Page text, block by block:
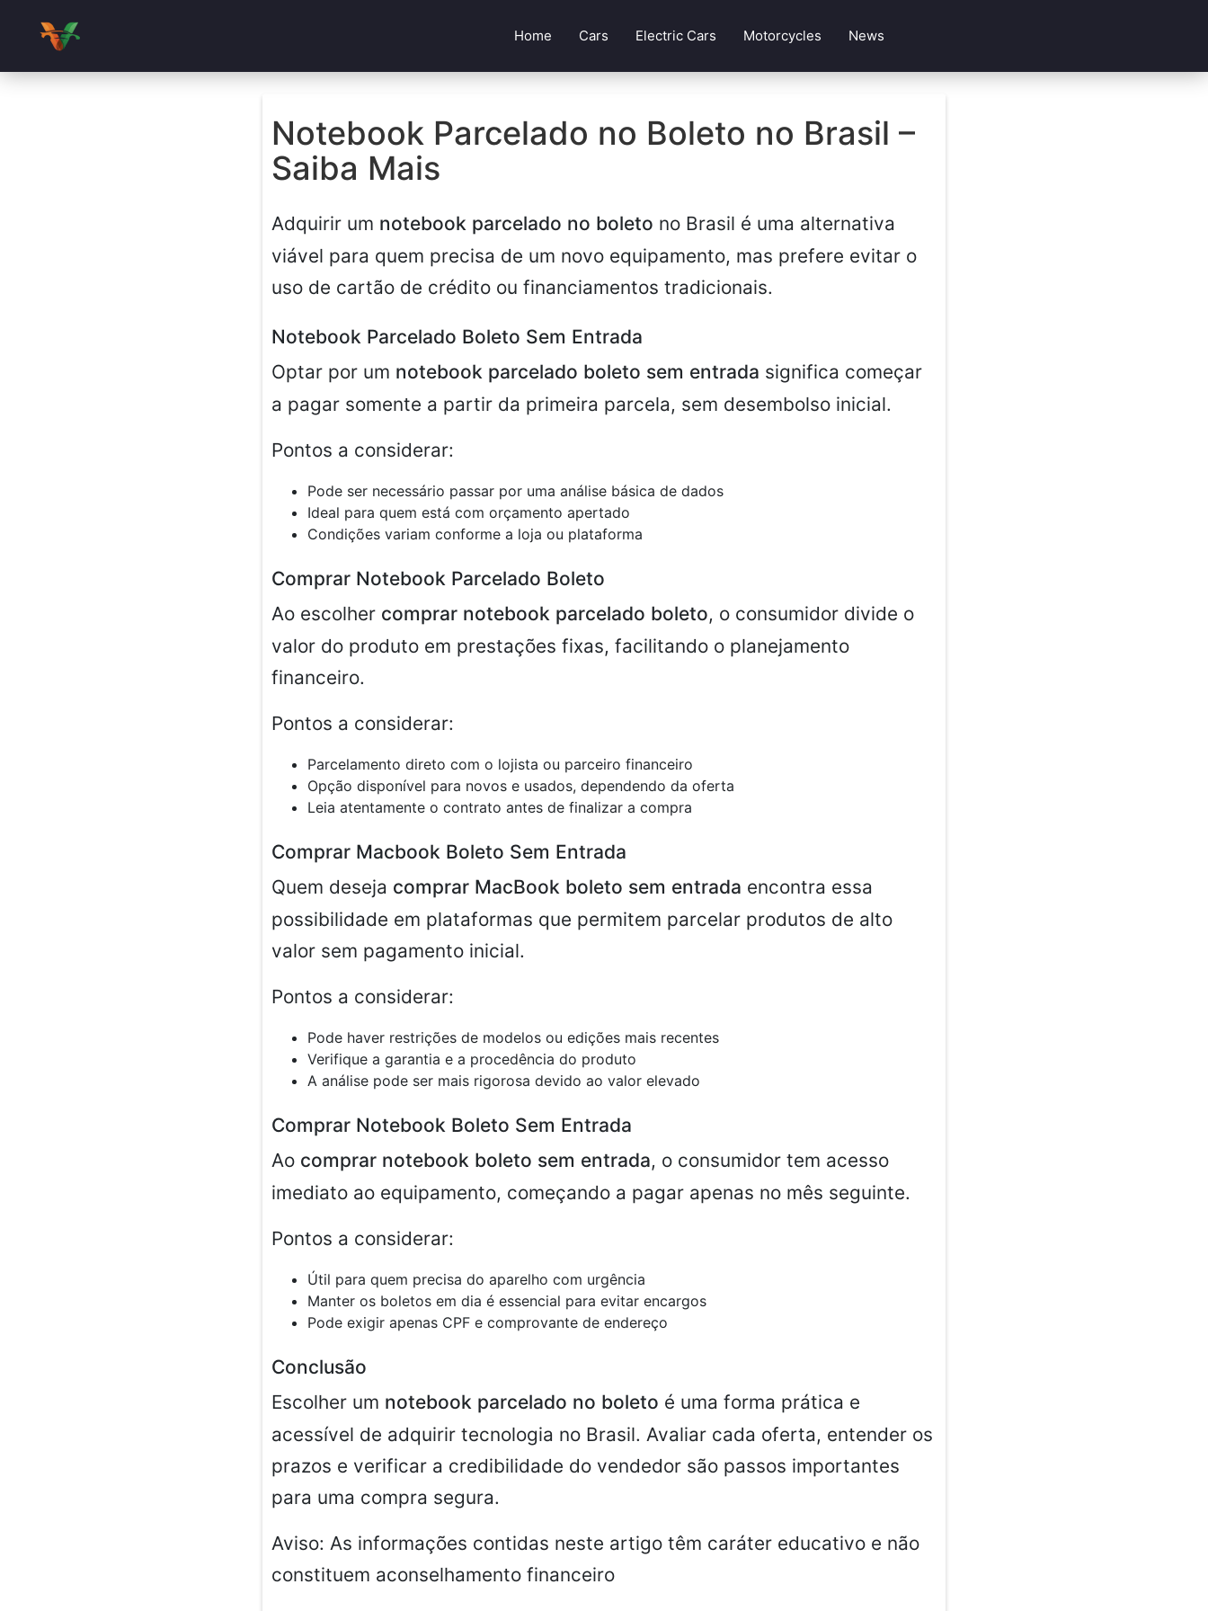
Home Cars Electric Cars Motorcycles News
Notebook Parcelado no Boleto no Brasil –
Saiba Mais
Adquirir um notebook parcelado no boleto no Brasil é uma alternativa
viável para quem precisa de um novo equipamento, mas prefere evitar o
uso de cartão de crédito ou financiamentos tradicionais.
Notebook Parcelado Boleto Sem Entrada
Optar por um notebook parcelado boleto sem entrada significa começar
a pagar somente a partir da primeira parcela, sem desembolso inicial.
Pontos a considerar:
Pode ser necessário passar por uma análise básica de dados
Ideal para quem está com orçamento apertado
Condições variam conforme a loja ou plataforma
Comprar Notebook Parcelado Boleto
Ao escolher comprar notebook parcelado boleto, o consumidor divide o
valor do produto em prestações fixas, facilitando o planejamento
financeiro.
Pontos a considerar:
Parcelamento direto com o lojista ou parceiro financeiro
Opção disponível para novos e usados, dependendo da oferta
Leia atentamente o contrato antes de finalizar a compra
Comprar Macbook Boleto Sem Entrada
Quem deseja comprar MacBook boleto sem entrada encontra essa
possibilidade em plataformas que permitem parcelar produtos de alto
valor sem pagamento inicial.
Pontos a considerar:
Pode haver restrições de modelos ou edições mais recentes
Verifique a garantia e a procedência do produto
A análise pode ser mais rigorosa devido ao valor elevado
Comprar Notebook Boleto Sem Entrada
Ao comprar notebook boleto sem entrada, o consumidor tem acesso
imediato ao equipamento, começando a pagar apenas no mês seguinte.
Pontos a considerar:
Útil para quem precisa do aparelho com urgência
Manter os boletos em dia é essencial para evitar encargos
Pode exigir apenas CPF e comprovante de endereço
Conclusão
Escolher um notebook parcelado no boleto é uma forma prática e
acessível de adquirir tecnologia no Brasil. Avaliar cada oferta, entender os
prazos e verificar a credibilidade do vendedor são passos importantes
para uma compra segura.
Aviso: As informações contidas neste artigo têm caráter educativo e não
constituem aconselhamento financeiro